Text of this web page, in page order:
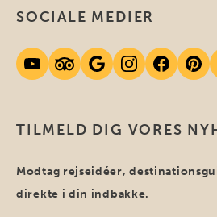
TILMELD DIG VORES
Modtag rejseidéer,
direkte i din indbakke.
SOCIALE MEDIER